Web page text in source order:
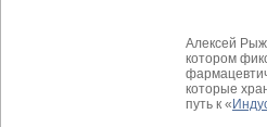
Алексей
котором
которые
путь к «